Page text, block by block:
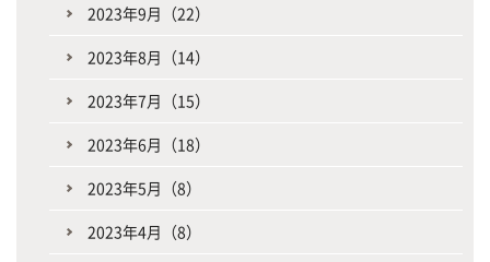
2023年9月（22）
2023年8月（14）
2023年7月（15）
2023年6月（18）
2023年5月（8）
2023年4月（8）